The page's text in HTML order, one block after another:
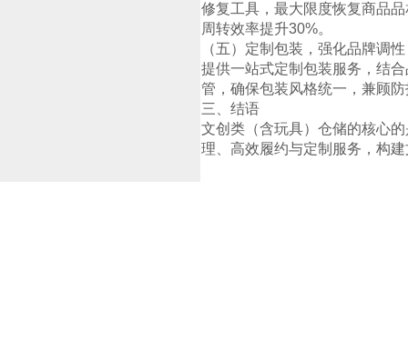
修复工具，最大限度恢复商品
周转效率提升30%。
（五）定制包装，强化品牌调性
提供一站式定制包装服务，结
管，确保包装风格统一，兼顾
三、结语
文创类（含玩具）仓储的核心
理、高效履约与定制服务，构